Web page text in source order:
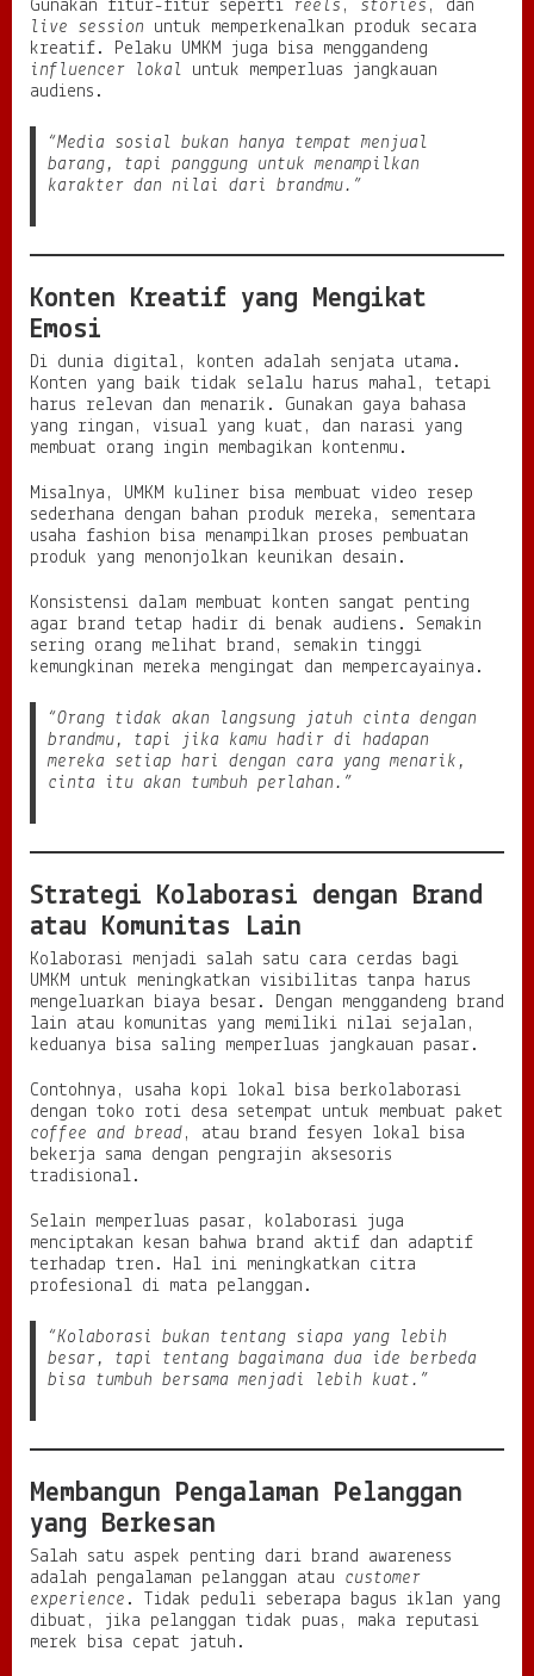
Gunakan fitur-fitur seperti reels , stories , dan
live session untuk memperkenalkan produk secara
kreatif. Pelaku UMKM juga bisa menggandeng
influencer lokal untuk memperluas jangkauan
audiens.
“Media sosial bukan hanya tempat menjual
barang, tapi panggung untuk menampilkan
karakter dan nilai dari brandmu.”
Konten Kreatif yang Mengikat
Emosi
Di dunia digital, konten adalah senjata utama.
Konten yang baik tidak selalu harus mahal, tetapi
harus relevan dan menarik. Gunakan gaya bahasa
yang ringan, visual yang kuat, dan narasi yang
membuat orang ingin membagikan kontenmu.
Misalnya, UMKM kuliner bisa membuat video resep
sederhana dengan bahan produk mereka, sementara
usaha fashion bisa menampilkan proses pembuatan
produk yang menonjolkan keunikan desain.
Konsistensi dalam membuat konten sangat penting
agar brand tetap hadir di benak audiens. Semakin
sering orang melihat brand, semakin tinggi
kemungkinan mereka mengingat dan mempercayainya.
“Orang tidak akan langsung jatuh cinta dengan
brandmu, tapi jika kamu hadir di hadapan
mereka setiap hari dengan cara yang menarik,
cinta itu akan tumbuh perlahan.”
Strategi Kolaborasi dengan Brand
atau Komunitas Lain
Kolaborasi menjadi salah satu cara cerdas bagi
UMKM untuk meningkatkan visibilitas tanpa harus
mengeluarkan biaya besar. Dengan menggandeng brand
lain atau komunitas yang memiliki nilai sejalan,
keduanya bisa saling memperluas jangkauan pasar.
Contohnya, usaha kopi lokal bisa berkolaborasi
dengan toko roti desa setempat untuk membuat paket
coffee and bread, atau brand fesyen lokal bisa
bekerja sama dengan pengrajin aksesoris
tradisional.
Selain memperluas pasar, kolaborasi juga
menciptakan kesan bahwa brand aktif dan adaptif
terhadap tren. Hal ini meningkatkan citra
profesional di mata pelanggan.
“Kolaborasi bukan tentang siapa yang lebih
besar, tapi tentang bagaimana dua ide berbeda
bisa tumbuh bersama menjadi lebih kuat.”
Membangun Pengalaman Pelanggan
yang Berkesan
Salah satu aspek penting dari brand awareness
adalah pengalaman pelanggan atau customer
experience . Tidak peduli seberapa bagus iklan yang
dibuat, jika pelanggan tidak puas, maka reputasi
merek bisa cepat jatuh.